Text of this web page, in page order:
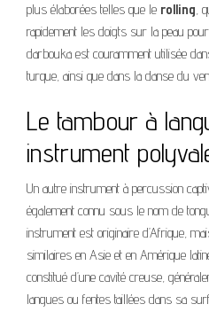
plus élaborées telles que le rolling,
rapidement les doigts sur la peau
darbouka est couramment utilisée
turque, ainsi que dans la danse du
Le tambour à
instrument
Un autre instrument à percussion
également connu sous le nom de
instrument est originaire d’Afrique,
similaires en Asie et en Amérique
constitué d’une cavité creuse,
langues ou fentes taillées dans sa